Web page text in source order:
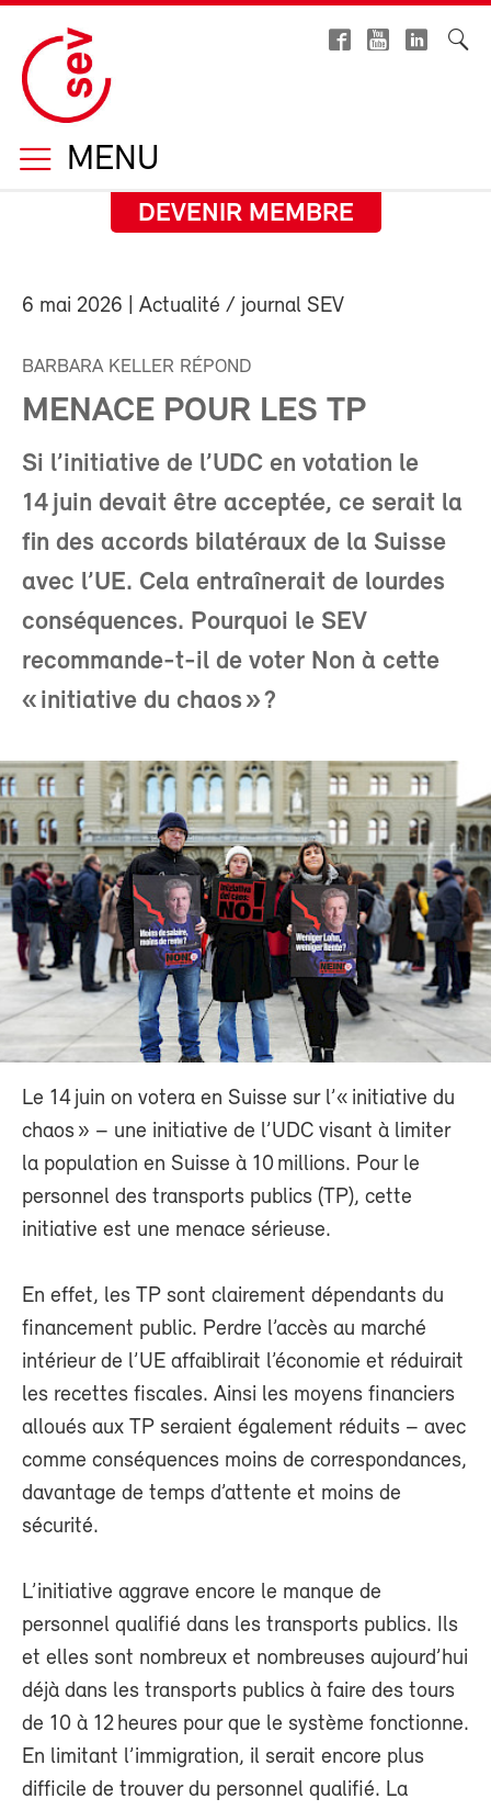
MENU
DEVENIR MEMBRE
6 mai 2026 | Actualité / journal SEV
BARBARA KELLER RÉPOND
MENACE POUR LES TP
Si l’initiative de l’UDC en votation le
14 juin devait être acceptée, ce serait la
fin des accords bilatéraux de la Suisse
avec l’UE. Cela entraînerait de lourdes
conséquences. Pourquoi le SEV
recommande-t-il de voter Non à cette
« initiative du chaos » ?
Le 14 juin on votera en Suisse sur l’« initiative du
chaos » – une initiative de l’UDC visant à limiter
la population en Suisse à 10 millions. Pour le
personnel des transports publics (TP), cette
initiative est une menace sérieuse.
En effet, les TP sont clairement dépendants du
financement public. Perdre l’accès au marché
intérieur de l’UE affaiblirait l’économie et réduirait
les recettes fiscales. Ainsi les moyens financiers
alloués aux TP seraient également réduits – avec
comme conséquences moins de correspondances,
davantage de temps d’attente et moins de
sécurité.
L’initiative aggrave encore le manque de
personnel qualifié dans les transports publics. Ils
et elles sont nombreux et nombreuses aujourd’hui
déjà dans les transports publics à faire des tours
de 10 à 12 heures pour que le système fonctionne.
En limitant l’immigration, il serait encore plus
difficile de trouver du personnel qualifié. La